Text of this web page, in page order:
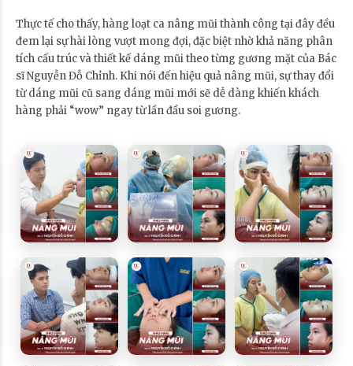
Thực tế cho thấy, hàng loạt ca nâng mũi thành công tại đây đều
đem lại sự hài lòng vượt mong đợi, đặc biệt nhờ khả năng phân
tích cấu trúc và thiết kế dáng mũi theo từng gương mặt của Bác
sĩ Nguyễn Đỗ Chỉnh. Khi nói đến hiệu quả nâng mũi, sự thay đổi
từ dáng mũi cũ sang dáng mũi mới sẽ dễ dàng khiến khách
hàng phải “wow” ngay từ lần đầu soi gương.